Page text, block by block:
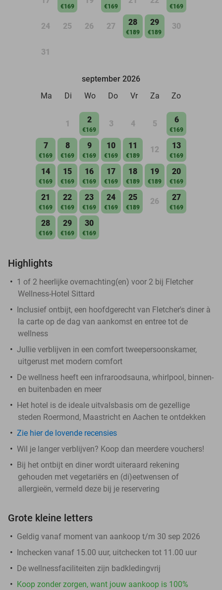
€169 €169 €169
24 25 26 27 28
€189
29
€189
30
31
september 2026
Ma
Di Wo Do Vr Za Zo
1 2
€169
3 4 5 6
€169
7
€169
8
€169
9
€169
10
€169
11
€189
12 13
€169
14
€169
15
€169
16
€169
17
€169
18
€189
19
€189
20
€169
21
€169
22
€169
23
€169
24
€169
25
€189
26 27
€169
28
€169
29
€169
30
€169
Highlights
1 of 2 heerlijke overnachting(en) voor 2 bij Fletcher
Wellness-Hotel Sittard
Inclusief ontbijt, een hoofdgerecht van Fletcher's diner à
la carte op de dag van aankomst en entree tot de
wellness
Jullie verblijven in een comfort tweepersoonskamer,
uitgerust met modern comfort
De wellness heeft een infraroodsauna, whirlpool, binnen-
en buitenbaden en meer
Het hotel is de ideale uitvalsbasis om de gezellige
steden Roermond, Maastricht en Aachen te ontdekken
Zie hier de lovende recensies
Wil je langer verblijven? Koop dan meerdere vouchers!
Bij het ontbijt en diner wordt uiteraard rekening
gehouden met vegetariërs en (di)eetwensen of
allergieën, vermeld deze bij je reservering
Grote kleine letters
Geldig vanaf moment van aankoop t/m 30 sep 2026
Inchecken vanaf 15.00 uur, uitchecken tot 11.00 uur
De wellnessfaciliteiten zijn badkledingvrij
Koop zonder zorgen, want jouw aankoop is 100%